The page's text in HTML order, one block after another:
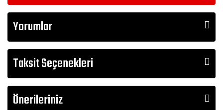
Yorumlar
Taksit Seçenekleri
Önerileriniz